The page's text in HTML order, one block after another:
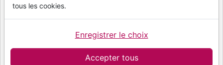
tous les cookies.
Accepter tous
Enregistrer le choix